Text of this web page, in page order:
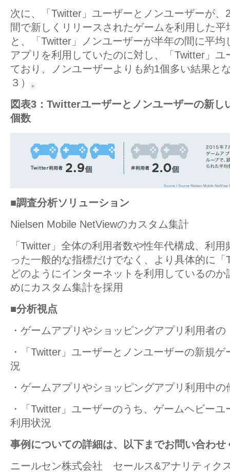
次に、「Twitter」ユーザーとノンユーザーが、
間で新しくリリースされたゲームを利用した
と、「Twitter」ノンユーザーが半年の間に平
アプリを利用していたのに対し、「Twitter」
ており、ノンユーザーよりも約1個多い結果と
３）。
図表3：Twitterユーザーとノンユーザーの新し
個数
■調査分析ソリューション
Nielsen Mobile NetViewのカスタム集計
「Twitter」全体の利用者数や性年代構成、利
った一般的な指標だけでなく、より具体的に
どのようにインターネットを利用しているの
めにカスタム集計を採用
■分析視点
・ゲームアプリやショッピングアプリ利用者
・「Twitter」ユーザーとノンユーザーの新規
況
・ゲームアプリやショッピングアプリ利用中
・「Twitter」ユーザーのうち、ゲームヘビー
利用状況
事例についての詳細は、以下までお問い合わせ
ニールセン株式会社 セールス&アナリティク